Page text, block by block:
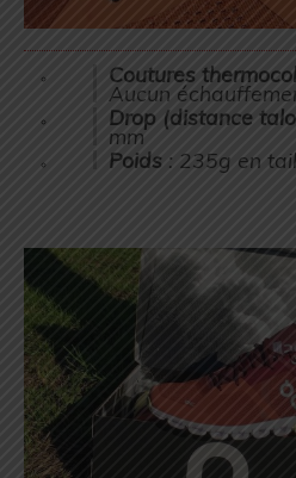
Coutures
Aucun
Drop (distance
mm
Poids : 235g en